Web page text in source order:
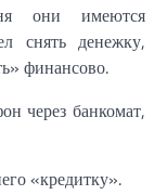
они имеются
снять денежку,
финансово.
через банкомат,
«кредитку».